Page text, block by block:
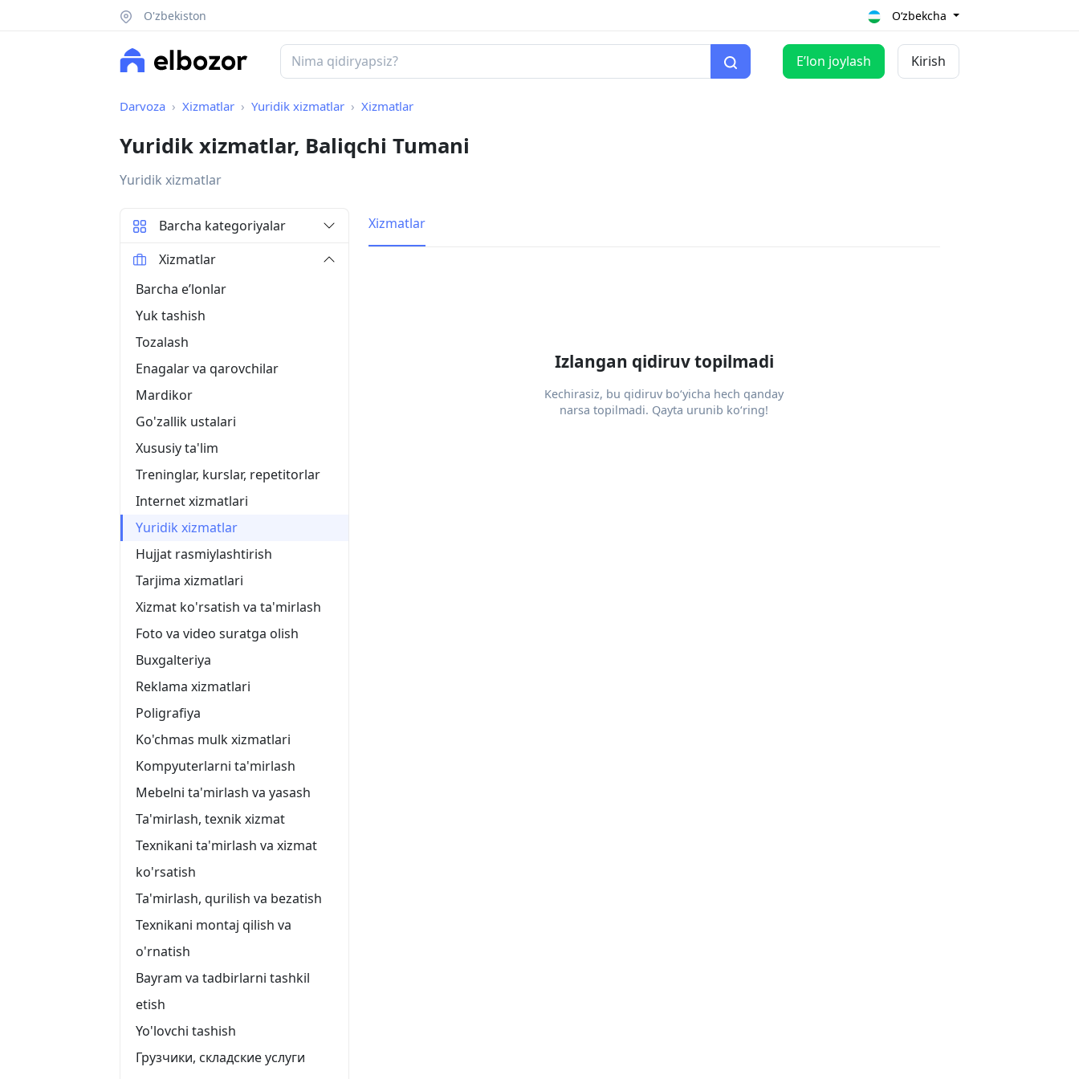
O'zbekiston O‘zbekcha
Eʼlon joylash Kirish
Darvoza Xizmatlar Yuridik xizmatlar Xizmatlar
Yuridik xizmatlar, Baliqchi Tumani
Yuridik xizmatlar
Xizmatlar
Izlangan qidiruv topilmadi
Kechirasiz, bu qidiruv bo‘yicha hech qanday
narsa topilmadi. Qayta urunib ko‘ring!
Barcha kategoriyalar
Xizmatlar
Barcha eʼlonlar
Yuk tashish
Tozalash
Enagalar va qarovchilar
Mardikor
Go'zallik ustalari
Xususiy ta'lim
Treninglar, kurslar, repetitorlar
Internet xizmatlari
Yuridik xizmatlar
Hujjat rasmiylashtirish
Tarjima xizmatlari
Xizmat ko'rsatish va ta'mirlash
Foto va video suratga olish
Buxgalteriya
Reklama xizmatlari
Poligrafiya
Ko'chmas mulk xizmatlari
Kompyuterlarni ta'mirlash
Mebelni ta'mirlash va yasash
Ta'mirlash, texnik xizmat
Texnikani ta'mirlash va xizmat
ko'rsatish
Ta'mirlash, qurilish va bezatish
Texnikani montaj qilish va
o'rnatish
Bayram va tadbirlarni tashkil
etish
Yo'lovchi tashish
Грузчики, складские услуги